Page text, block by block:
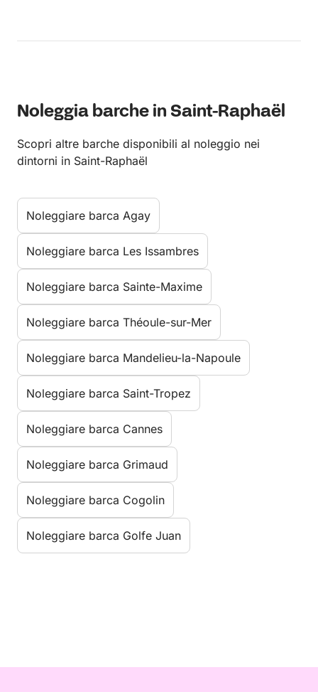
Noleggia barche in Saint-Raphaël
Scopri altre barche disponibili al noleggio nei
dintorni in Saint-Raphaël
Noleggiare barca Agay
Noleggiare barca Les Issambres
Noleggiare barca Sainte-Maxime
Noleggiare barca Théoule-sur-Mer
Noleggiare barca Mandelieu-la-Napoule
Noleggiare barca Saint-Tropez
Noleggiare barca Cannes
Noleggiare barca Grimaud
Noleggiare barca Cogolin
Noleggiare barca Golfe Juan